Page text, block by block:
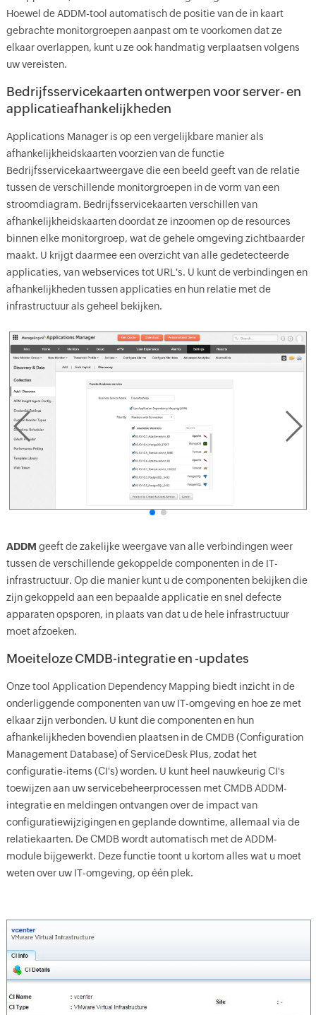
Hoewel de ADDM-tool automatisch de positie van de in kaart
gebrachte monitorgroepen aanpast om te voorkomen dat ze
elkaar overlappen, kunt u ze ook handmatig verplaatsen volgens
uw vereisten.
Bedrijfsservicekaarten ontwerpen voor server- en
applicatieafhankelijkheden
Applications Manager is op een vergelijkbare manier als
afhankelijkheidskaarten voorzien van de functie
Bedrijfsservicekaartweergave die een beeld geeft van de relatie
tussen de verschillende monitorgroepen in de vorm van een
stroomdiagram. Bedrijfsservicekaarten verschillen van
afhankelijkheidskaarten doordat ze inzoomen op de resources
binnen elke monitorgroep, wat de gehele omgeving zichtbaarder
maakt. U krijgt daarmee een overzicht van alle gedetecteerde
applicaties, van webservices tot URL's. U kunt de verbindingen en
afhankelijkheden tussen applicaties en hun relatie met de
infrastructuur als geheel bekijken.
ADDM geeft de zakelijke weergave van alle verbindingen weer
tussen de verschillende gekoppelde componenten in de IT-
infrastructuur. Op die manier kunt u de componenten bekijken die
zijn gekoppeld aan een bepaalde applicatie en snel defecte
apparaten opsporen, in plaats van dat u de hele infrastructuur
moet afzoeken.
Moeiteloze CMDB-integratie en -updates
Onze tool Application Dependency Mapping biedt inzicht in de
onderliggende componenten van uw IT-omgeving en hoe ze met
elkaar zijn verbonden. U kunt die componenten en hun
afhankelijkheden bovendien plaatsen in de CMDB (Configuration
Management Database) of ServiceDesk Plus, zodat het
configuratie-items (CI's) worden. U kunt heel nauwkeurig CI's
toewijzen aan uw servicebeheerprocessen met CMDB ADDM-
integratie en meldingen ontvangen over de impact van
configuratiewijzigingen en geplande downtime, allemaal via de
relatiekaarten. De CMDB wordt automatisch met de ADDM-
module bijgewerkt. Deze functie toont u kortom alles wat u moet
weten over uw IT-omgeving, op één plek.